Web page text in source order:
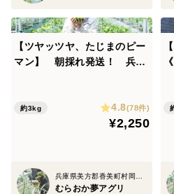
【ツヤッツヤ、たじまのピー
マン】 朝採れ発送！ 兵庫
約3kg 4.8(78件)
¥2,250
兵庫県美方郡香美町村岡区原
むらおか夢アグリ